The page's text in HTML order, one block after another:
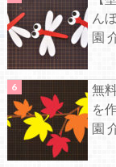
ん
園
無
を
園